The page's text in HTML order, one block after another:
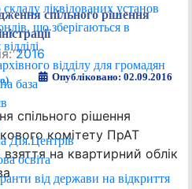
ліквідованих установ
що зберігаються в
відділу для громадян
база
ДІя.Центрів
освіта
від держави на відкриття
спільного рішення
2016
Опубліковано: 02.09.2016
спільного рішення
комітету ПрАТ
на квартирний облік